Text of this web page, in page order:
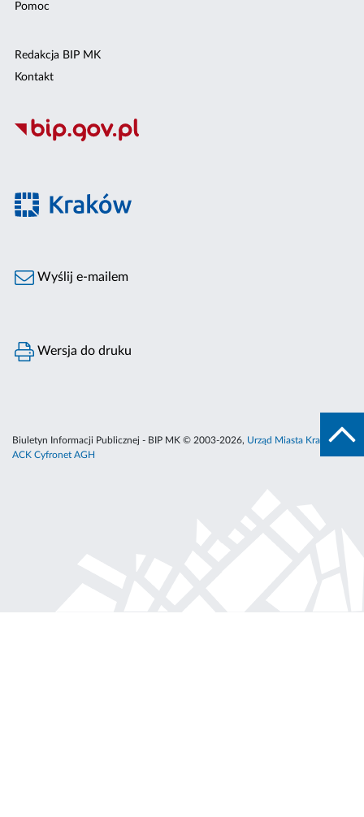
Pomoc
Redakcja BIP MK
Kontakt
Wyślij e-mailem
Wersja do druku
Biuletyn Informacji Publicznej - BIP MK © 2003-2026, Urząd Miasta Krakowa
ACK Cyfronet AGH